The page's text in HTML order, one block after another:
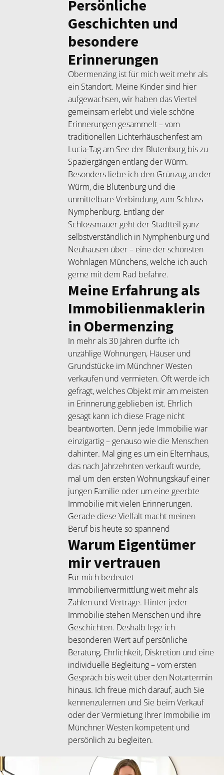
Persönliche
Geschichten und
besondere
Erinnerungen
Obermenzing ist für mich weit mehr als
ein Standort. Meine Kinder sind hier
aufgewachsen, wir haben das Viertel
gemeinsam erlebt und viele schöne
Erinnerungen gesammelt – vom
traditionellen Lichterhäuschenfest am
Lucia-Tag am See der Blutenburg bis zu
Spaziergängen entlang der Würm.
Besonders liebe ich den Grünzug an der
Würm, die Blutenburg und die
unmittelbare Verbindung zum Schloss
Nymphenburg. Entlang der
Schlossmauer geht der Stadtteil ganz
selbstverständlich in Nymphenburg und
Neuhausen über – eine der schönsten
Wohnlagen Münchens, welche ich auch
gerne mit dem Rad befahre.
Meine Erfahrung als
Immobilienmaklerin
in Obermenzing
In mehr als 30 Jahren durfte ich
unzählige Wohnungen, Häuser und
Grundstücke im Münchner Westen
verkaufen und vermieten. Oft werde ich
gefragt, welches Objekt mir am meisten
in Erinnerung geblieben ist. Ehrlich
gesagt kann ich diese Frage nicht
beantworten. Denn jede Immobilie war
einzigartig – genauso wie die Menschen
dahinter. Mal ging es um ein Elternhaus,
das nach Jahrzehnten verkauft wurde,
mal um den ersten Wohnungskauf einer
jungen Familie oder um eine geerbte
Immobilie mit vielen Erinnerungen.
Gerade diese Vielfalt macht meinen
Beruf bis heute so spannend
Warum Eigentümer
mir vertrauen
Für mich bedeutet
Immobilienvermittlung weit mehr als
Zahlen und Verträge. Hinter jeder
Immobilie stehen Menschen und ihre
Geschichten. Deshalb lege ich
besonderen Wert auf persönliche
Beratung, Ehrlichkeit, Diskretion und eine
individuelle Begleitung – vom ersten
Gespräch bis weit über den Notartermin
hinaus. Ich freue mich darauf, auch Sie
kennenzulernen und Sie beim Verkauf
oder der Vermietung Ihrer Immobilie im
Münchner Westen kompetent und
persönlich zu begleiten.